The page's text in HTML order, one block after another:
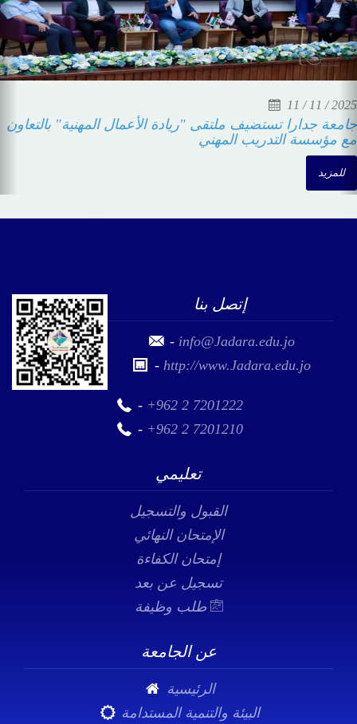
27 / 12 / 2025
جامعة جدارا تفتح آفاق التعليم التقني أمام طالبات مدرسة
حريما في زيارة تعريفية للكلية التقنية وبرامج BTEC
للمزيد
إتصل بنا
- info@Jadara.edu.jo
- http://www.Jadara.edu.jo
- +962 2 7201222
- +962 2 7201210
تعليمي
القبول والتسجيل
الإمتحان النهائي
إمتحان الكفاءة
تسجيل عن بعد
عن الجامعة
الرئيسية
البيئة والتنمية المستدامة